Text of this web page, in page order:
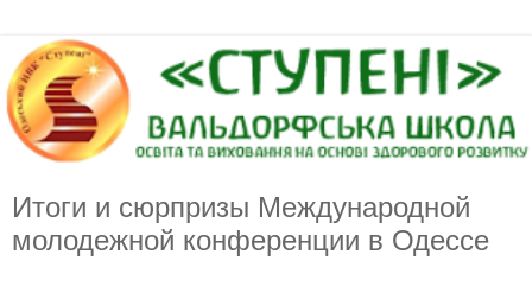
Итоги и сюрпризы Международной
молодежной конференции в Одессе